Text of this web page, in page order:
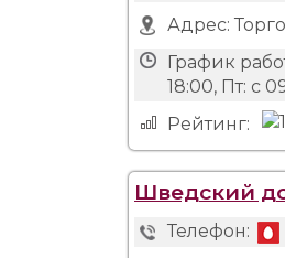
Адрес:
График
18:00, Пт: с
Рейтинг:
Шведский
Телефон: